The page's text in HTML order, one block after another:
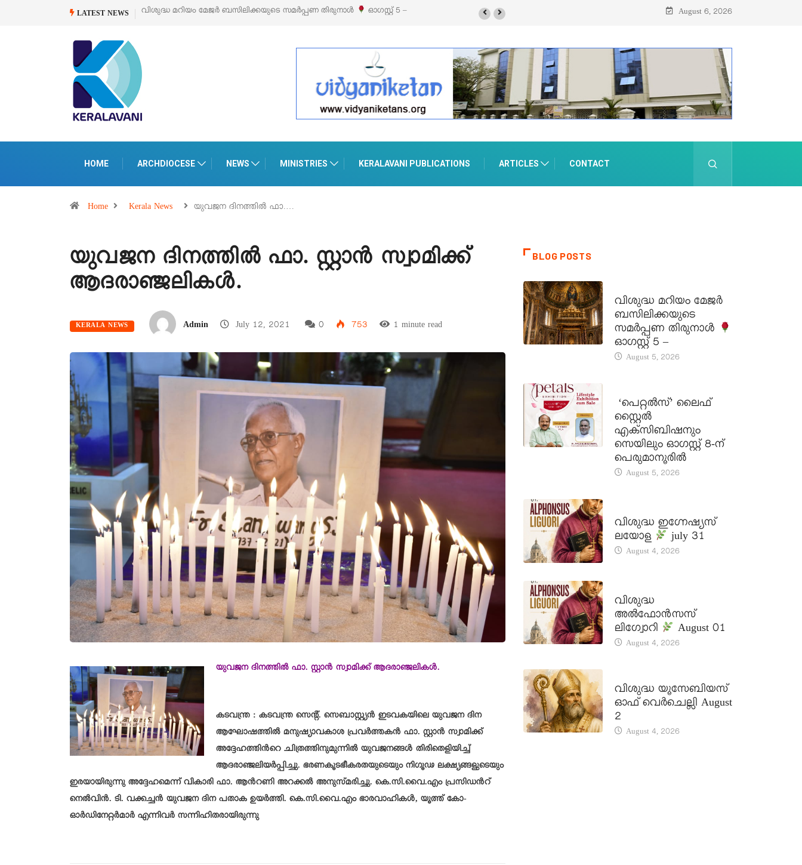
LATEST NEWS
വിശുദ്ധ മറിയം മേജർ ബസിലിക്കയുടെ സമർപ്പണ തിരുനാൾ ഓഗസ്റ്റ് 5 – ‘പെറ്റൽസ്’ ലൈഫ് സ്റ്റൈൽ എക്സിബിഷനും സെയിലും ഓഗസ്റ്റ് 8-ന്
August 6, 2026
HOME ARCHDIOCESE NEWS MINISTRIES KERALAVANI PUBLICATIONS ARTICLES CONTACT
Home Kerala News യുവജന ദിനത്തിൽ ഫാ.…
യുവജന ദിനത്തിൽ ഫാ. സ്റ്റാൻ സ്വാമിക്ക്
ആദരാഞ്ജലികൾ.
KERALA NEWS Admin July 12, 2021 0 753 1 minute read
യുവജന ദിനത്തിൽ ഫാ. സ്റ്റാൻ സ്വാമിക്ക് ആദരാഞ്ജലികൾ.
കടവന്ത്ര : കടവന്ത്ര സെന്റ്. സെബാസ്റ്റ്യൻ ഇടവകയിലെ യുവജന ദിന
ആഘോഷത്തിൽ മനുഷ്യാവകാശ പ്രവർത്തകൻ ഫാ. സ്റ്റാൻ സ്വാമിക്ക്
അദ്ദേഹത്തിൻറെ ചിത്രത്തിനുമുന്നിൽ യുവജനങ്ങൾ തിരിതെളിയിച്ച്
ആദരാഞ്ജലിയർപ്പിച്ചു. ഭരണകൂടഭീകരതയുടെയും നിഗൂഢ ലക്ഷ്യങ്ങളുടെയും
ഇരയായിരുന്നു അദ്ദേഹമെന്ന് വികാരി ഫാ. ആൻറണി അറക്കൽ അനുസ്മരിച്ചു. കെ.സി.വൈ.എം പ്രസിഡൻറ്
നെൽവിൻ. ടി. വക്കച്ചൻ യുവജന ദിന പതാക ഉയർത്തി. കെ.സി.വൈ.എം ഭാരവാഹികൾ, യൂത്ത് കോ-
ഓർഡിനേറ്റർമാർ എന്നിവർ സന്നിഹിതരായിരുന്നു
BLOG POSTS
വിശുദ്ധ മറിയം മേജർ
ബസിലിക്കയുടെ
സമർപ്പണ തിരുനാൾ
ഓഗസ്റ്റ് 5 –
August 5, 2026
‘പെറ്റൽസ്’ ലൈഫ്
സ്റ്റൈൽ
എക്സിബിഷനും
സെയിലും ഓഗസ്റ്റ് 8-ന്
പെരുമാനൂരിൽ
August 5, 2026
വിശുദ്ധ ഇഗ്നേഷ്യസ്
ലയോള
july 31
August 4, 2026
വിശുദ്ധ
അൽഫോൻസസ്
ലിഗ്വോറി
August 01
August 4, 2026
വിശുദ്ധ യൂസേബിയസ്
ഓഫ് വെർചെല്ലി August
2
August 4, 2026